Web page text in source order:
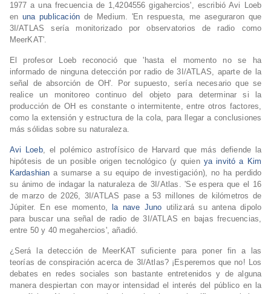
1977 a una frecuencia de 1,4204556 gigahercios', escribió Avi Loeb
en una publicación de Medium. 'En respuesta, me aseguraron que
3I/ATLAS sería monitorizado por observatorios de radio como
MeerKAT'.
El profesor Loeb reconoció que 'hasta el momento no se ha
informado de ninguna detección por radio de 3I/ATLAS, aparte de la
señal de absorción de OH'. Por supuesto, sería necesario que se
realice un monitoreo continuo del objeto para determinar si la
producción de OH es constante o intermitente, entre otros factores,
como la extensión y estructura de la cola, para llegar a conclusiones
más sólidas sobre su naturaleza.
Avi Loeb, el polémico astrofísico de Harvard que más defiende la
hipótesis de un posible origen tecnológico (y quien ya invitó a Kim
Kardashian a sumarse a su equipo de investigación), no ha perdido
su ánimo de indagar la naturaleza de 3I/Atlas. 'Se espera que el 16
de marzo de 2026, 3I/ATLAS pase a 53 millones de kilómetros de
Júpiter. En ese momento,
la nave Juno utilizará su antena dipolo
para buscar una señal de radio de 3I/ATLAS en bajas frecuencias,
entre 50 y 40 megahercios', añadió.
¿Será la detección de MeerKAT suficiente para poner fin a las
teorías de conspiración acerca de 3I/Atlas? ¡Esperemos que no! Los
debates en redes sociales son bastante entretenidos y de alguna
manera despiertan con mayor intensidad el interés del público en la